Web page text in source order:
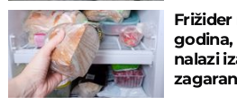
Frižider
godina,
nalazi